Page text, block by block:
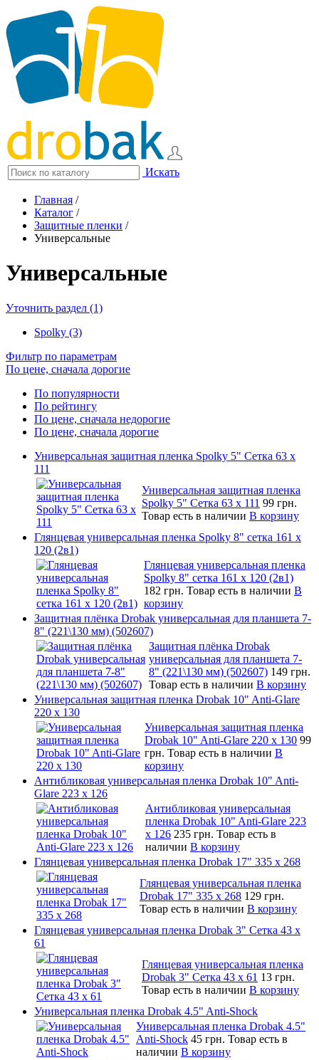
Искать
Главная /
Каталог /
Защитные пленки /
Универсальные
Универсальные
Уточнить раздел (1)
Spolky (3)
Фильтр по параметрам
По цене, сначала дорогие
По популярности
По рейтингу
По цене, сначала недорогие
По цене, сначала дорогие
Универсальная защитная пленка Spolky 5" Сетка 63 x
111
Универсальная защитная пленка
Spolky 5" Сетка 63 x 111 99 грн.
Товар есть в наличии В корзину
Глянцевая универсальная пленка Spolky 8" сетка 161 х
120 (2в1)
Глянцевая универсальная пленка
Spolky 8" сетка 161 х 120 (2в1)
182 грн. Товар есть в наличии В
корзину
Защитная плёнка Drobak универсальная для планшета 7-
8" (221\130 мм) (502607)
Защитная плёнка Drobak
универсальная для планшета 7-
8" (221\130 мм) (502607) 149 грн.
Товар есть в наличии В корзину
Универсальная защитная пленка Drobak 10" Anti-Glare
220 x 130
Универсальная защитная пленка
Drobak 10" Anti-Glare 220 x 130 99
грн. Товар есть в наличии В
корзину
Антибликовая универсальная пленка Drobak 10" Anti-
Glare 223 x 126
Антибликовая универсальная
пленка Drobak 10" Anti-Glare 223
x 126 235 грн. Товар есть в
наличии В корзину
Глянцевая универсальная пленка Drobak 17" 335 х 268
Глянцевая универсальная пленка
Drobak 17" 335 х 268 129 грн.
Товар есть в наличии В корзину
Глянцевая универсальная пленка Drobak 3" Сетка 43 x
61
Глянцевая универсальная пленка
Drobak 3" Сетка 43 x 61 13 грн.
Товар есть в наличии В корзину
Универсальная пленка Drobak 4.5" Anti-Shock
Универсальная пленка Drobak 4.5"
Anti-Shock 45 грн. Товар есть в
наличии В корзину